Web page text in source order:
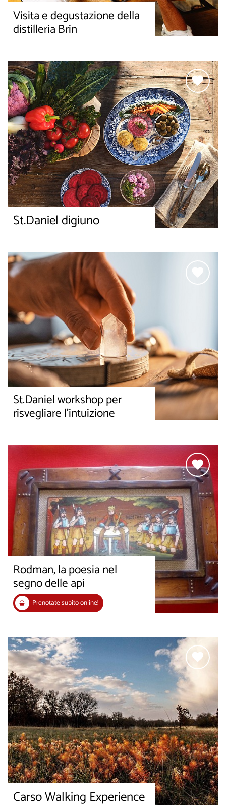
Visita e degustazione della
distilleria Brin
St.Daniel digiuno
St.Daniel workshop per
risvegliare l’intuizione
Rodman, la poesia nel
segno delle api
Prenotate subito online!
Carso Walking Experience